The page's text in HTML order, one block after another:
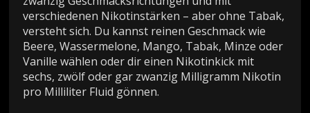
verschiedenen Nikotinstärken – aber ohne Tabak,
versteht sich. Du kannst reinen Geschmack wie
Beere, Wassermelone, Mango, Tabak, Minze oder
Vanille wählen oder dir einen Nikotinkick mit
sechs, zwölf oder gar zwanzig Milligramm Nikotin
pro Milliliter Fluid gönnen.